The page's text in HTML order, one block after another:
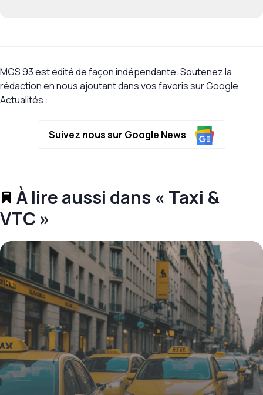
MGS 93 est édité de façon indépendante. Soutenez la
rédaction en nous ajoutant dans vos favoris sur Google
Actualités :
Suivez nous sur Google News
À lire aussi dans « Taxi &
VTC »